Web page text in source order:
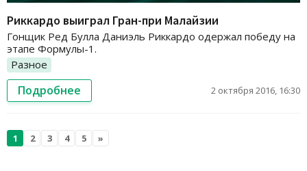
Риккардо выиграл Гран-при Малайзии
Гонщик Ред Булла Даниэль Риккардо одержал победу на
этапе Формулы-1.
Разное
Подробнее 2 октября 2016, 16:30
1 2 3 4 5 »